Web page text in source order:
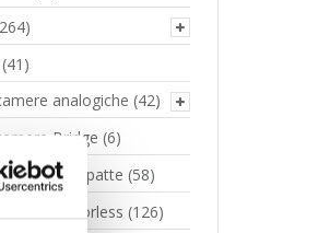
(41)
analogiche (42)
Bridge (6)
Compatte (58)
Mirrorless (126)